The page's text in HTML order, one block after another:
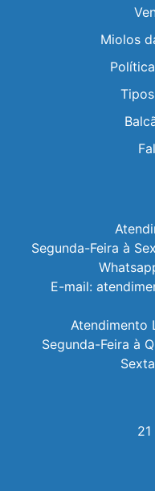
Miolos
Segunda-Feira à
E-mail:
Atendimento
Segunda-Feira à